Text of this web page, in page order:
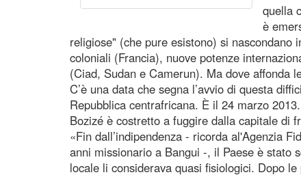
quella
è
religiose" (che pure esistono) si nascondano
coloniali (Francia), nuove potenze
(Ciad, Sudan e Camerun). Ma dove affonda
C’è una data che segna l’avvio di questa
Repubblica centrafricana. È il 24 marzo
Bozizé è costretto a fuggire dalla capitale di
«Fin dall’indipendenza - ricorda al'Agenzia
anni missionario a Bangui -, il Paese è stato
locale li considerava quasi fisiologici. Dopo